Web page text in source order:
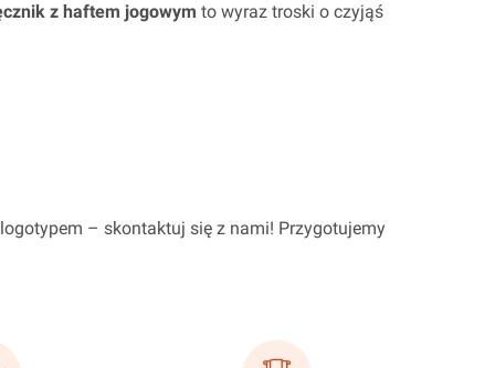
z haftem jogowym to wyraz troski o czyjąś
– skontaktuj się z nami! Przygotujemy